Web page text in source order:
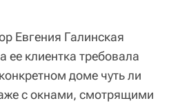
Евгения Галинская
ее клиентка требовала
доме чуть ли
с окнами, смотрящими